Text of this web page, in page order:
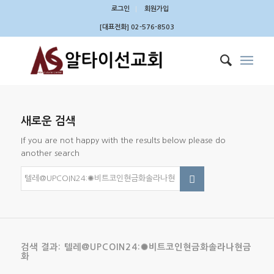
로그인 회원가입
[대표전화] 02-576-8503
새로운 검색
If you are not happy with the results below please do
another search
검색 결과: 텔레@UPCOIN24:✺비트코인현금화솔라나현금
화